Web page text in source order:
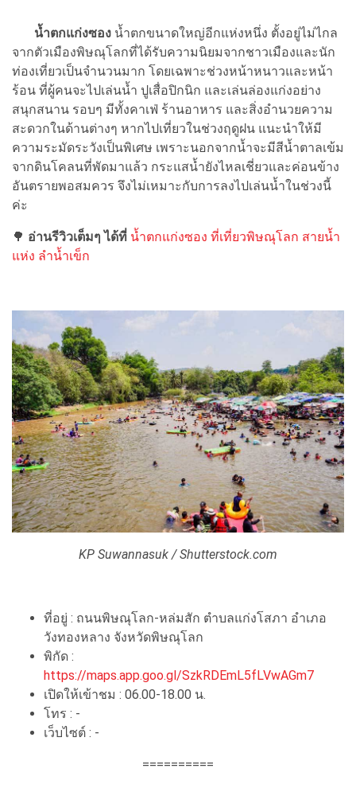
น้ำตกแก่งซอง น้ำตกขนาดใหญ่อีกแห่งหนึ่ง ตั้งอยู่ไม่ไกล
จากตัวเมืองพิษณุโลกที่ได้รับความนิยมจากชาวเมืองและนัก
ท่องเที่ยวเป็นจำนวนมาก โดยเฉพาะช่วงหน้าหนาวและหน้า
ร้อน ที่ผู้คนจะไปเล่นน้ำ ปูเสื่อปิกนิก และเล่นล่องแก่งอย่าง
สนุกสนาน รอบๆ มีทั้งคาเฟ่ ร้านอาหาร และสิ่งอำนวยความ
สะดวกในด้านต่างๆ หากไปเที่ยวในช่วงฤดูฝน แนะนำให้มี
ความระมัดระวังเป็นพิเศษ เพราะนอกจากน้ำจะมีสีน้ำตาลเข้ม
จากดินโคลนที่พัดมาแล้ว กระแสน้ำยังไหลเชี่ยวและค่อนข้าง
อันตรายพอสมควร จึงไม่เหมาะกับการลงไปเล่นน้ำในช่วงนี้
ค่ะ
🌳 อ่านรีวิวเต็มๆ ได้ที่ น้ำตกแก่งซอง ที่เที่ยวพิษณุโลก สายน้ำ
แห่ง ลำน้ำเข็ก
KP Suwannasuk / Shutterstock.com
ที่อยู่ : ถนนพิษณุโลก-หล่มสัก ตำบลแก่งโสภา อำเภอ
วังทองหลาง จังหวัดพิษณุโลก
พิกัด :
https://maps.app.goo.gl/SzkRDEmL5fLVwAGm7
เปิดให้เข้าชม : 06.00-18.00 น.
โทร : -
เว็บไซต์ : -
==========